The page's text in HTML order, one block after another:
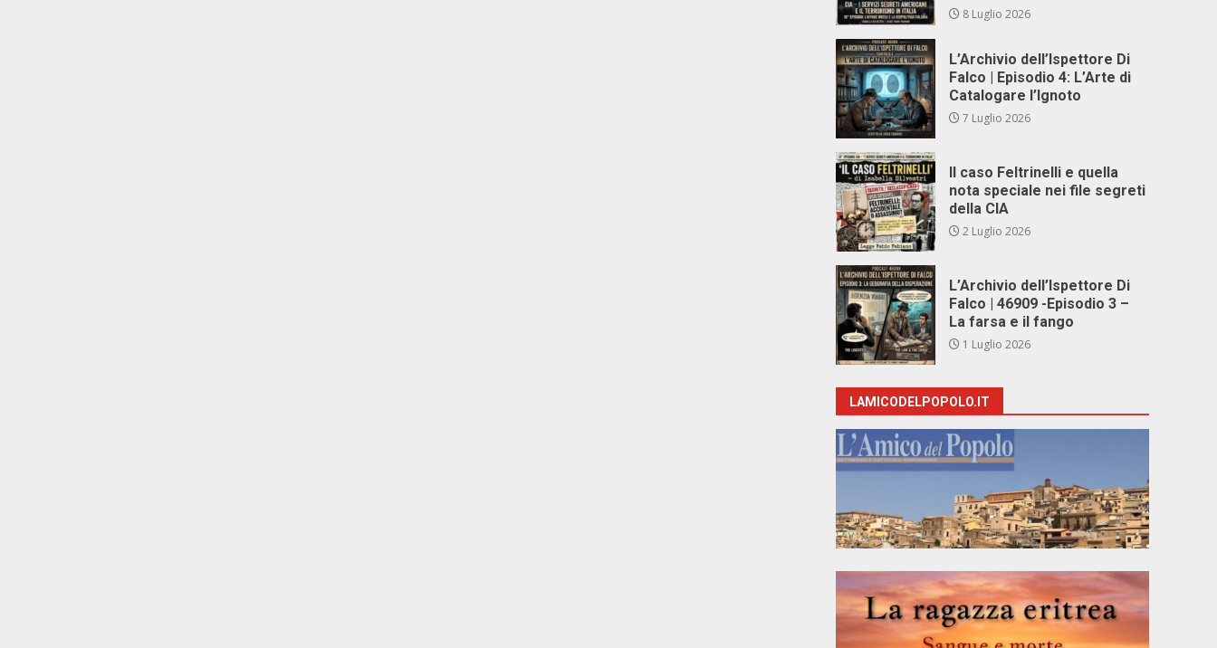
8 Luglio 2026
L’Archivio dell’Ispettore Di
Falco | Episodio 4: L’Arte di
Catalogare l’Ignoto
7 Luglio 2026
Il caso Feltrinelli e quella
nota speciale nei file segreti
della CIA
2 Luglio 2026
L’Archivio dell’Ispettore Di
Falco | 46909 -Episodio 3 –
La farsa e il fango
1 Luglio 2026
LAMICODELPOPOLO.IT